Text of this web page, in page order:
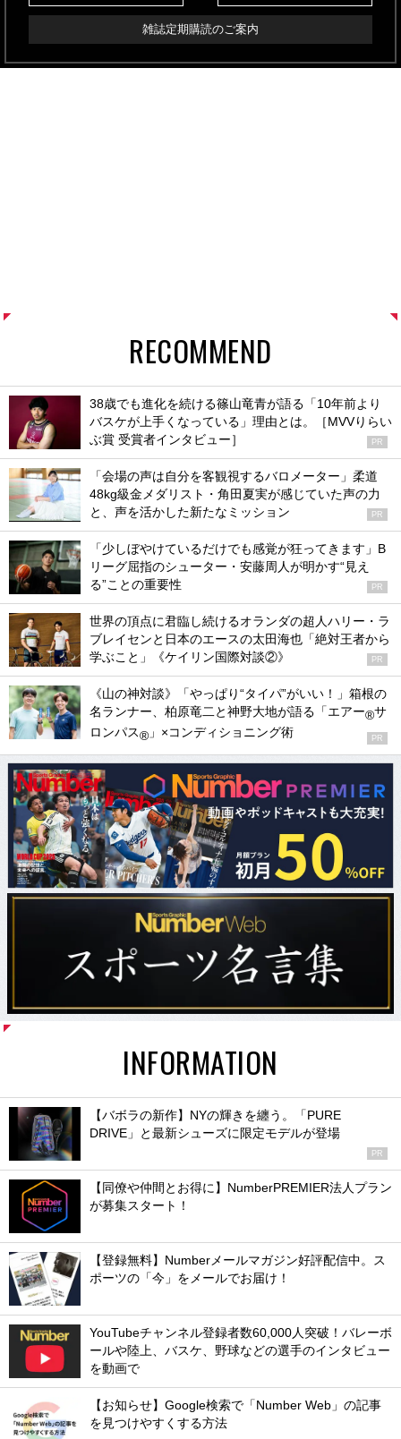
雑誌定期購読のご案内
RECOMMEND
38歳でも進化を続ける篠山竜青が語る「10年前より
バスケが上手くなっている」理由とは。［MVVりらい
ぶ賞 受賞者インタビュー］
PR
「会場の声は自分を客観視するバロメーター」柔道
48kg級金メダリスト・角田夏実が感じていた声の力
と、声を活かした新たなミッション
PR
「少しぼやけているだけでも感覚が狂ってきます」B
リーグ屈指のシューター・安藤周人が明かす“見え
る”ことの重要性
PR
世界の頂点に君臨し続けるオランダの超人ハリー・ラ
ブレイセンと日本のエースの太田海也「絶対王者から
学ぶこと」《ケイリン国際対談②》
PR
《山の神対談》「やっぱり“タイパ”がいい！」箱根の
名ランナー、柏原竜二と神野大地が語る「エアー®サ
ロンパス® 」×コンディショニング術 PR
INFORMATION
【バボラの新作】NYの輝きを纏う。「PURE
DRIVE」と最新シューズに限定モデルが登場
PR
【同僚や仲間とお得に】NumberPREMIER法人プラン
が募集スタート！
【登録無料】Numberメールマガジン好評配信中。ス
ポーツの「今」をメールでお届け！
YouTubeチャンネル登録者数60,000人突破！バレーボ
ールや陸上、バスケ、野球などの選手のインタビュー
を動画で
【お知らせ】Google検索で「Number Web」の記事
を見つけやすくする方法